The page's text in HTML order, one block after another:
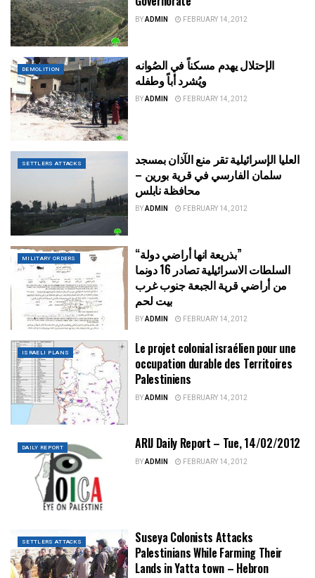
BYADMIN FEBRUARY 14, 2012
DEMOLITION
الإحتلال يهدم مسكناً في الصُوانه
ويُشرد أباً وطفله
BYADMIN FEBRUARY 14, 2012
SETTLERS ATTACKS
العليا الإسرائيلية تقر منع الآذان بمسجد
سلمان الفارسي في قرية بورين –
محافظة نابلس
BYADMIN FEBRUARY 14, 2012
MILITARY ORDERS
“بذريعة انها أراضي دولة”
السلطات الاسرائيلية تصادر 16 دونما
من أراضي قرية الجبعة جنوب غرب
بيت لحم
BYADMIN FEBRUARY 14, 2012
ISRAELI PLANS
Le projet colonial israélien pour une
occupation durable des Territoires
Palestiniens
BYADMIN FEBRUARY 14, 2012
DAILY REPORT ARIJ Daily Report – Tue, 14/02/2012
BYADMIN FEBRUARY 14, 2012
SETTLERS ATTACKS
Suseya Colonists Attacks
Palestinians While Farming Their
Lands in Yatta town – Hebron